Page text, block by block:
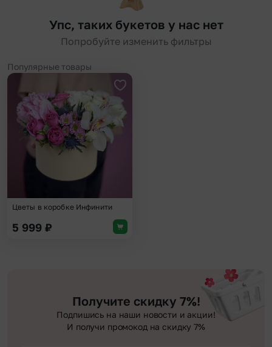
Упс, таких букетов у нас нет
Попробуйте изменить фильтры
Популярные товары
Добавить в избранное
Цветы в коробке Инфинити
5 999 ₽
Получите скидку 7%!
Подпишись на наши новости и акции!
И получи промокод на скидку 7%